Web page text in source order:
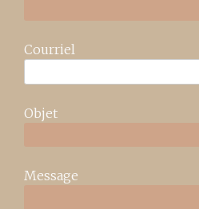
Courriel
Objet
Message